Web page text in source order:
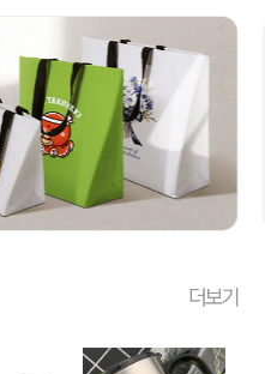
더보기